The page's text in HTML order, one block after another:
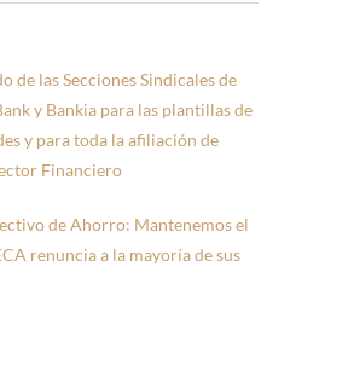
de las Secciones Sindicales de
y Bankia para las plantillas de
y para toda la afiliación de
Financiero
de Ahorro: Mantenemos el
renuncia a la mayoría de sus